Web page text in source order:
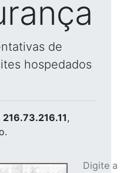
de
hospedados
216.73.216.11,
Digite